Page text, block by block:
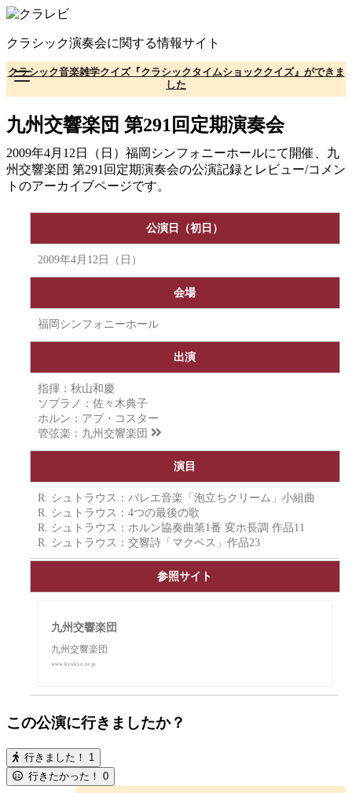
コ
テ
ン
ツ
へ
移
動
クラシック演奏会に関する情報サイト
クラシック音楽雑学クイズ『クラシックタイムショッククイズ』ができま
した
九州交響楽団 第291回定期演奏会
2009年4月12日（日）福岡シンフォニーホールにて開催、九
州交響楽団 第291回定期演奏会の公演記録とレビュー/コメン
トのアーカイブページです。
公演日（初日）
2009年4月12日（日）
会場
福岡シンフォニーホール
出演
指揮：秋山和慶
ソプラノ：佐々木典子
ホルン：アプ・コスター
管弦楽： 九州交響楽団
演目
R. シュトラウス：バレエ音楽「泡立ちクリーム」小組曲
R. シュトラウス：4つの最後の歌
R. シュトラウス：ホルン協奏曲第1番 変ホ長調 作品11
R. シュトラウス：交響詩「マクベス」作品23
参照サイト
九州交響楽団
九州交響楽団
www.kyukyo.or.jp
この公演に行きましたか？
行きました！ 1
行きたかった！ 0